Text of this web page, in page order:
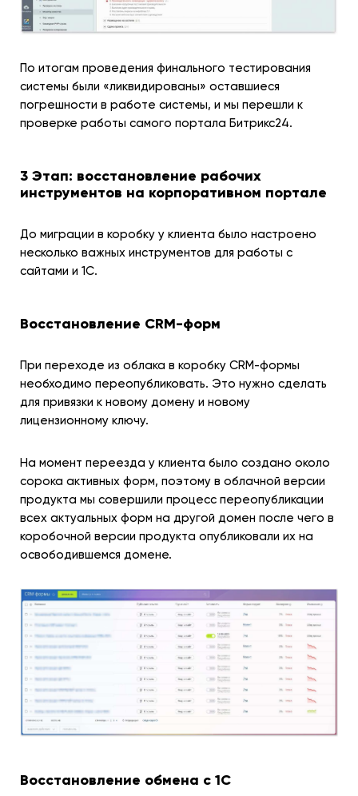
По итогам проведения финального тестирования
системы были «ликвидированы» оставшиеся
погрешности в работе системы, и мы перешли к
проверке работы самого портала Битрикс24.
3 Этап: восстановление рабочих
инструментов на корпоративном портале
До миграции в коробку у клиента было настроено
несколько важных инструментов для работы с
сайтами и 1С.
Восстановление CRM-форм
При переходе из облака в коробку CRM-формы
необходимо переопубликовать. Это нужно сделать
для привязки к новому домену и новому
лицензионному ключу.
На момент переезда у клиента было создано около
сорока активных форм, поэтому в облачной версии
продукта мы совершили процесс переопубликации
всех актуальных форм на другой домен после чего в
коробочной версии продукта опубликовали их на
освободившемся домене.
Восстановление обмена с 1С